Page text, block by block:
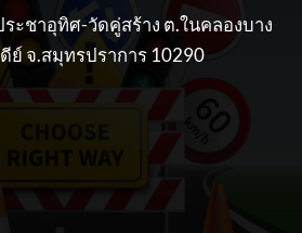
ะชาอุทิศ-วัดคู่สร้าง ต.ในคลองบาง
ย์ จ.สมุทรปราการ 10290